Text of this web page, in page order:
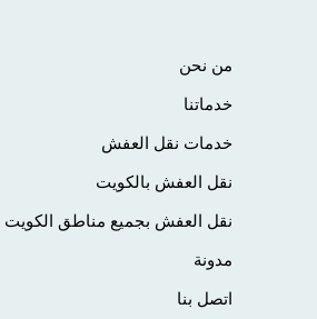
من نحن
خدماتنا
خدمات نقل العفش
نقل العفش بالكويت
نقل العفش بجميع مناطق الكويت
مدونة
اتصل بنا